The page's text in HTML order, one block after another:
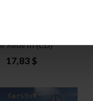
Rebirth (CD)
17,83 $